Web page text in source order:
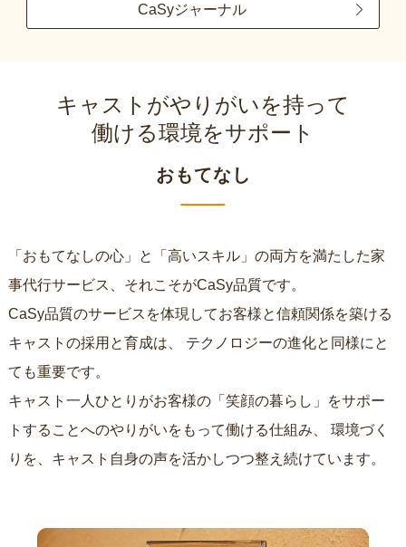
CaSyジャーナル
キャストがやりがいを持って
働ける環境をサポート
おもてなし
「おもてなしの心」と「高いスキル」の両方を満たした家
事代行サービス、それこそがCaSy品質です。
CaSy品質のサービスを体現してお客様と信頼関係を築ける
キャストの採用と育成は、
ても重要です。
キャスト一人ひとりがお客様の「笑顔の暮らし」をサポー
トすることへのやりがいをもって働ける仕組み、
りを、キャスト自身の声を活かしつつ整え続けています。